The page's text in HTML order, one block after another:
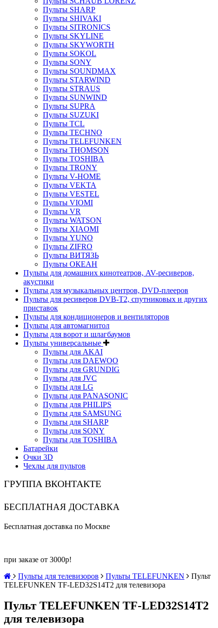
Пульты SHARP
Пульты SHIVAKI
Пульты SITRONICS
Пульты SKYLINE
Пульты SKYWORTH
Пульты SOKOL
Пульты SONY
Пульты SOUNDMAX
Пульты STARWIND
Пульты STRAUS
Пульты SUNWIND
Пульты SUPRA
Пульты SUZUKI
Пульты TCL
Пульты TECHNO
Пульты TELEFUNKEN
Пульты THOMSON
Пульты TOSHIBA
Пульты TRONY
Пульты V-HOME
Пульты VEKTA
Пульты VESTEL
Пульты VIOMI
Пульты VR
Пульты WATSON
Пульты XIAOMI
Пульты YUNO
Пульты ZIFRO
Пульты ВИТЯЗЬ
Пульты ОКЕАН
Пульты для домашних кинотеатров, AV-ресиверов,
акустики
Пульты для музыкальных центров, DVD-плееров
Пульты для ресиверов DVB-T2, спутниковых и других
приставок
Пульты для кондиционеров и вентиляторов
Пульты для автомагнитол
Пульты для ворот и шлагбаумов
Пульты универсальные
Пульты для AKAI
Пульты для DAEWOO
Пульты для GRUNDIG
Пульты для JVC
Пульты для LG
Пульты для PANASONIC
Пульты для PHILIPS
Пульты для SAMSUNG
Пульты для SHARP
Пульты для SONY
Пульты для TOSHIBA
Батарейки
Очки 3D
Чехлы для пультов
ГРУППА ВКОНТАКТЕ
БЕСПЛАТНАЯ ДОСТАВКА
Бесплатная доставка по Москве
при заказе от 3000р!
Пульты для телевизоров
Пульты TELEFUNKEN
Пульт
TELEFUNKEN TF-LED32S14T2 для телевизора
Пульт TELEFUNKEN TF-LED32S14T2
для телевизора